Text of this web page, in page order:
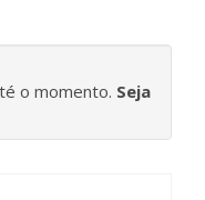
o momento. Seja